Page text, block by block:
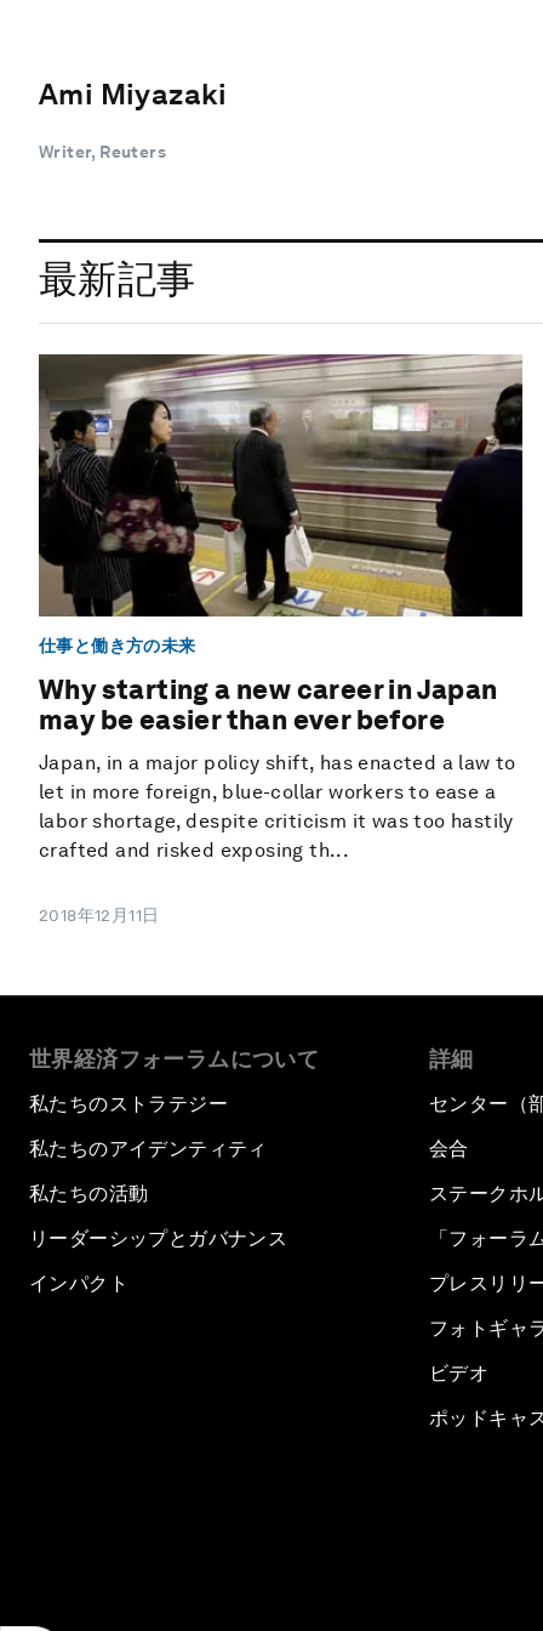
Ami Miyazaki
Writer, Reuters
最新記事
仕事と働き方の未来
Why starting a new career in Japan
may be easier than ever before
Japan, in a major policy shift, has enacted a law to
let in more foreign, blue-collar workers to ease a
labor shortage, despite criticism it was too hastily
crafted and risked exposing th...
2018年12月11日
世界経済フォーラムについて
私たちのストラテジー
私たちのアイデンティティ
私たちの活動
リーダーシップとガバナンス
インパクト
詳細
センター（
会合
ステークホ
「フォーラ
プレスリリ
フォトギャ
ビデオ
ポッドキャ